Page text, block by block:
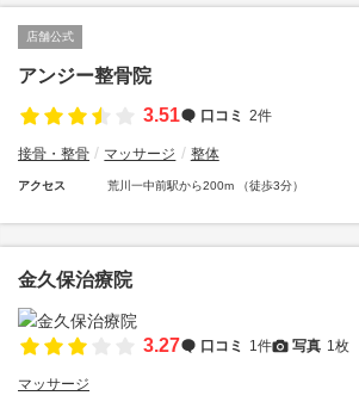
店舗公式
アンジー整骨院
3.51
口コミ 2件
接骨・整骨 マッサージ 整体
アクセス 荒川一中前駅から200m （徒歩3分）
金久保治療院
3.27 口コミ 1件 写真 1枚
マッサージ